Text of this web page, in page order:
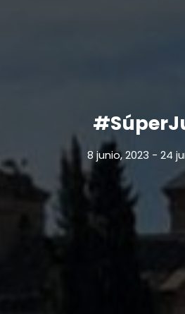
8 junio, 2023 - 24